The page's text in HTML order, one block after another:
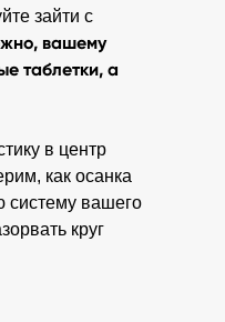
зайти с
вашему
таблетки, а
в центр
как осанка
систему вашего
круг